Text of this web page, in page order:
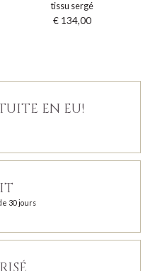
tissu sergé
€ 134,00
EN EU!
30 jours